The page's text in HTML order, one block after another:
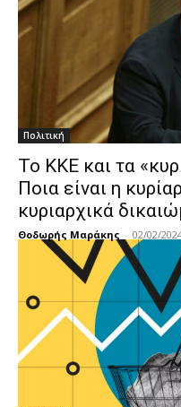
Πολιτική
Το ΚΚΕ και τα
Ποια είναι η
κυριαρχικά
Θοδωρής Μαράκης - 02/02/